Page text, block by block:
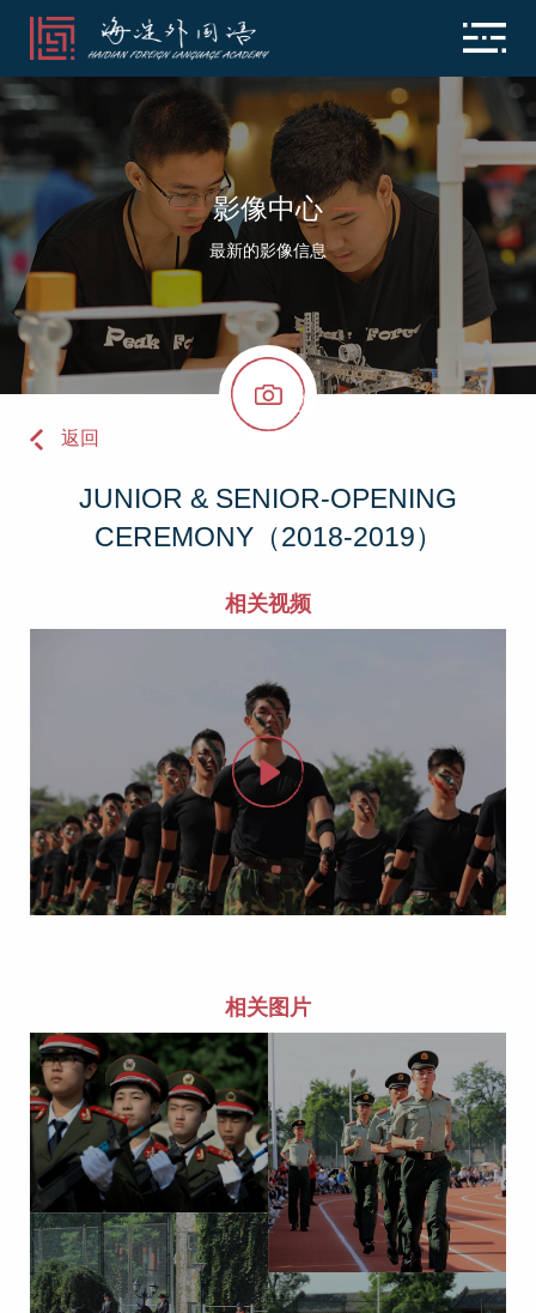
影像中心
最新的影像信息
返回
JUNIOR & SENIOR-OPENING
CEREMONY（2018-2019）
相关视频
相关图片